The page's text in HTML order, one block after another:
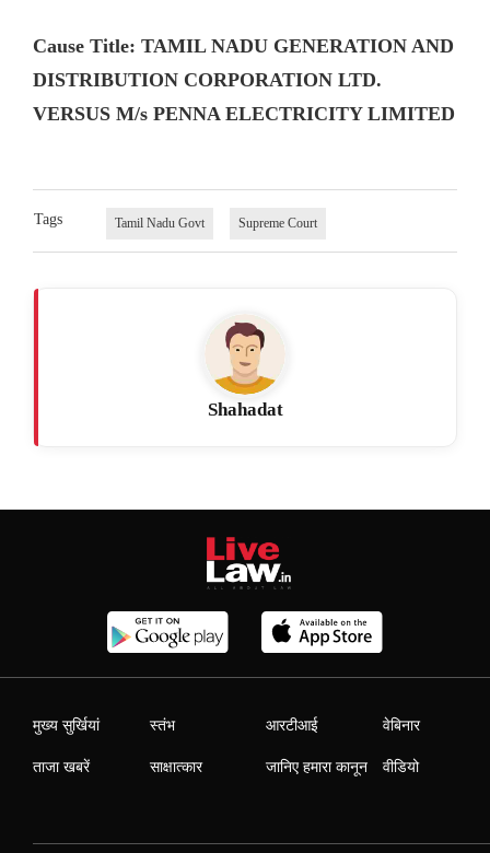
Cause Title: TAMIL NADU GENERATION AND
DISTRIBUTION CORPORATION LTD.
VERSUS M/s PENNA ELECTRICITY LIMITED
Tags Tamil Nadu Govt Supreme Court
Shahadat
मुख्य सुर्खियां
ताजा खबरें
स्तंभ
साक्षात्कार
आरटीआई
जानिए हमारा कानून
वेबिनार
वीडियो